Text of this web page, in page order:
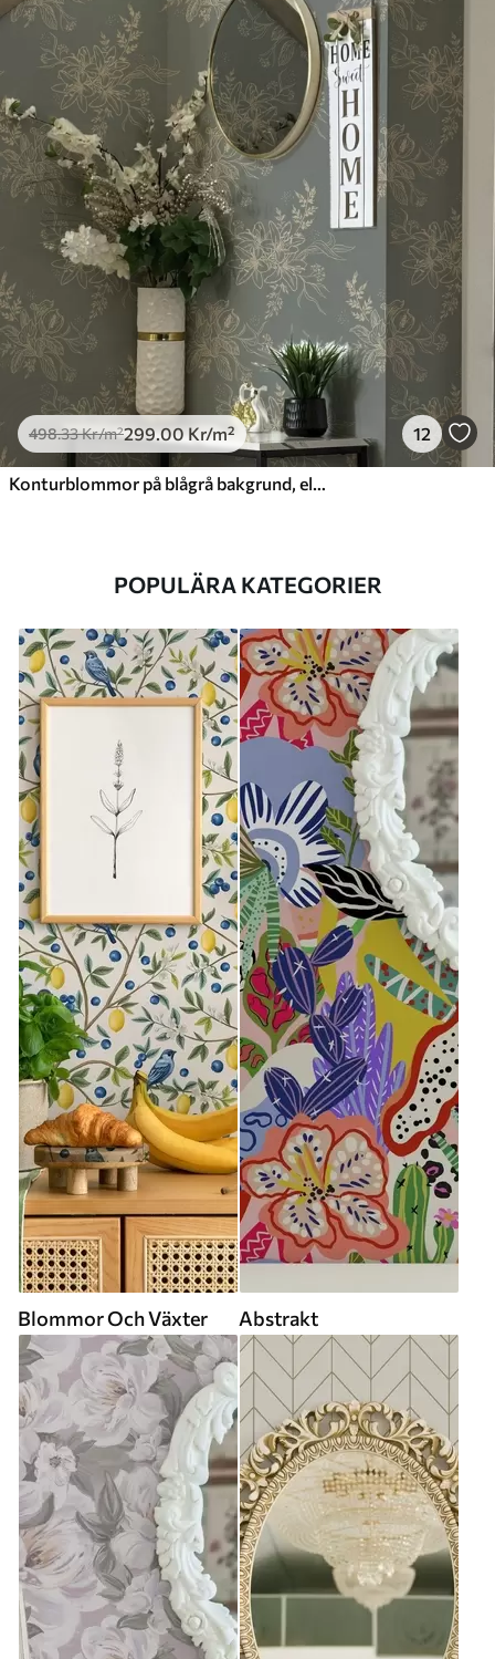
498.33Kr/m²299.00Kr/m² 12
Konturblommor på blågrå bakgrund, elegant botaniskt mönster
POPULÄRA KATEGORIER
Blommor Och Växter Abstrakt